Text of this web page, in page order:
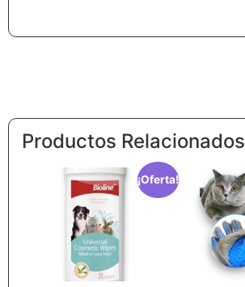
Productos Relacionados
¡Oferta!